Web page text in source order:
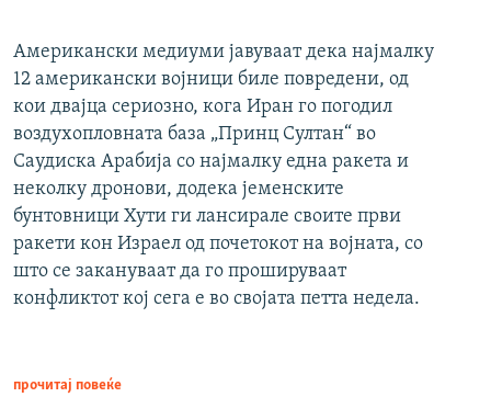
Американски медиуми јавуваат дека најмалку
12 американски војници биле повредени, од
кои двајца сериозно, кога Иран го погодил
воздухопловната база „Принц Султан“ во
Саудиска Арабија со најмалку една ракета и
неколку дронови, додека јеменските
бунтовници Хути ги лансирале своите први
ракети кон Израел од почетокот на војната, со
што се закануваат да го прошируваат
конфликтот кој сега е во својата петта недела.
прочитај повеќе